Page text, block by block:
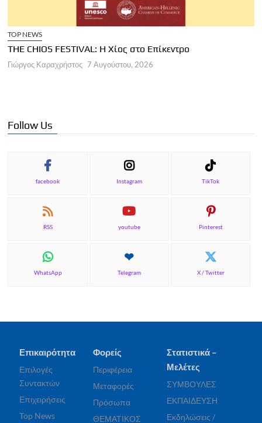
TOP NEWS
THE CHIOS FESTIVAL: Η Χίος στο Επίκεντρο
Γιώργος Καραχρήστος 7 Αυγούστου, 2026
Follow Us
facebook Instagram TikTok
RSS youtube Pinterest
WhatsApp Telegram X / Twitter
Επικαιρότητα
Επιλογές
Συντακτών
Επιχειρήσεις
Top News
Φορείς
Περιφέρεια
Μεταφορές
Πρόσωπα
ΘΕΜΑΤΙΚΟΣ
Στατιστικά –
Μελέτες
ΣΥΜΒΟΥΛΕΣ
ΕΚΠΑΙΔΕΥΣΗ
Εκδηλώσεις /